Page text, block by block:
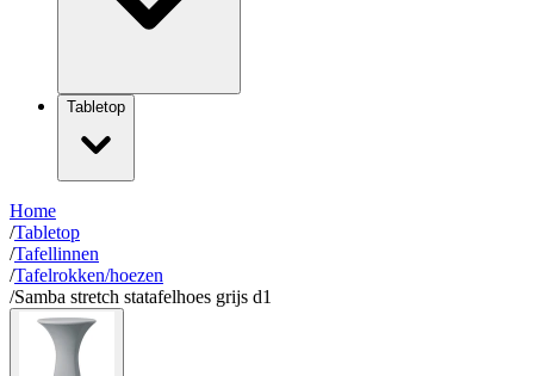
Tabletop
Home
/Tabletop
/Tafellinnen
/Tafelrokken/hoezen
/Samba stretch statafelhoes grijs d1